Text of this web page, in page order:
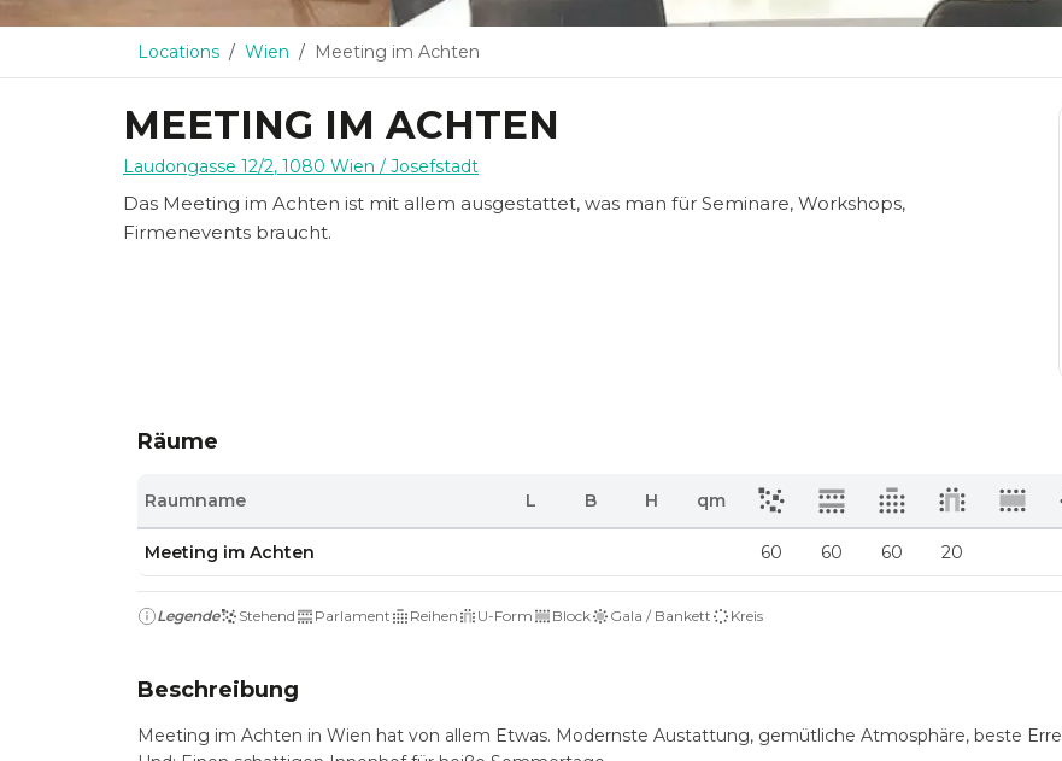
Locations Wien Meeting im Achten
MEETING IM ACHTEN
Laudongasse 12/2, 1080 Wien / Josefstadt
Das Meeting im Achten ist mit allem ausgestattet, was man für Seminare, Workshops,
Firmenevents braucht.
Räume
Raumname L B H qm
Meeting im Achten 60 60 60 20
Legende Stehend Parlament Reihen U-Form Block Gala / Bankett Kreis
Beschreibung
Meeting im Achten in Wien hat von allem Etwas. Modernste Austattung, gemütliche Atmosphäre, beste